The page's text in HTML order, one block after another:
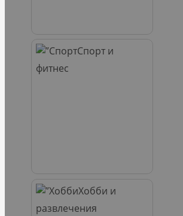
Спорт и
фитнес
Хобби и
развлечения